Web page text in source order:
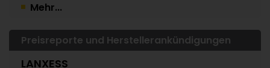
Mehr...
Preisreporte und Herstellerankündigungen
LANXESS